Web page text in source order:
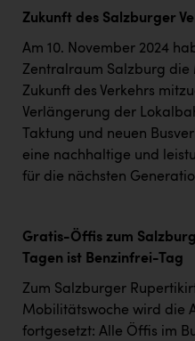
Zukunft des Salzburger
Am 10. November 2024
Zentralraum Salzburg die
Zukunft des Verkehrs
Verlängerung der
Taktung und neuen
eine nachhaltige und
für die nächsten
Gratis-Öffis zum
Tagen ist Benzinfrei-Tag
Zum Salzburger
Mobilitätswoche wird die
fortgesetzt: Alle Öffis im